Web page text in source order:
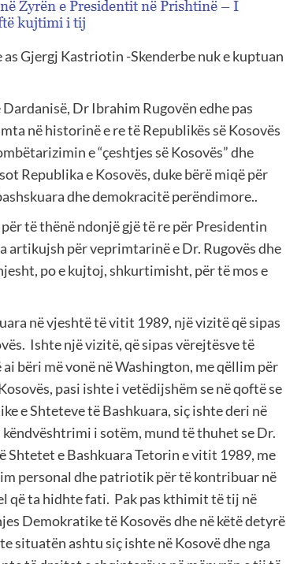
Gjergj Kastriotin -Skenderbe nuk e kuptuan
Dr Ibrahim Rugovën edhe pas
në historinë e re të Republikës së Kosovës
e “çeshtjes së Kosovës” dhe
Republika e Kosovës, duke bërë miqë për
dhe demokracitë perëndimore..
të thënë ndonjë gjë të re për Presidentin
artikujsh për veprimtarinë e Dr. Rugovës dhe
po e kujtoj, shkurtimisht, për të mos e
në vjeshtë të vitit 1989, një vizitë që sipas
Ishte një vizitë, që sipas vërejtësve të
bëri më vonë në Washington, me qëllim për
pasi ishte i vetëdijshëm se në qoftë se
e Shteteve të Bashkuara, siç ishte deri në
i sotëm, mund të thuhet se Dr.
Shtetet e Bashkuara Tetorin e vitit 1989, me
personal dhe patriotik për të kontribuar në
që ta hidhte fati. Pak pas kthimit të tij në
Demokratike të Kosovës dhe në këtë detyrë
situatën ashtu siç ishte në Kosovë dhe nga